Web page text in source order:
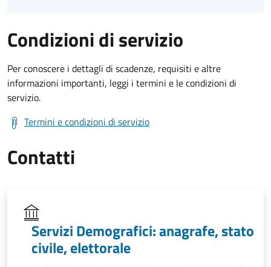
Condizioni di servizio
Per conoscere i dettagli di scadenze, requisiti e altre
informazioni importanti, leggi i termini e le condizioni di
servizio.
Termini e condizioni di servizio
Contatti
Servizi Demografici: anagrafe, stato
civile, elettorale